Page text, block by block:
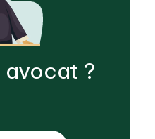
avocat ?